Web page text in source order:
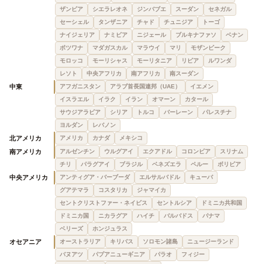
ザンビア
シエラレオネ ジンバブエ スーダン
セネガル
セーシェル
タンザニア チャド チュニジア
トーゴ
ナイジェリア
ナミビア ニジェール ブルキナファソ
ベナン
ボツワナ
マダガスカル マラウイ マリ
モザンビーク
モロッコ
モーリシャス モーリタニア リビア
ルワンダ
レソト
中央アフリカ 南アフリカ 南スーダン
中東 アフガニスタン アラブ首長国連邦（UAE）
イエメン
イスラエル
イラク イラン オマーン
カタール
サウジアラビア
シリア トルコ バーレーン
パレスチナ
ヨルダン
レバノン
北アメリカ アメリカ カナダ メキシコ
南アメリカ アルゼンチン ウルグアイ エクアドル コロンビア
スリナム
チリ
パラグアイ ブラジル ベネズエラ ペルー ボリビア
中央アメリカ アンティグア・バーブーダ エルサルバドル
キューバ
グアテマラ
コスタリカ
ジャマイカ
セントクリストファー・ネイビス
セントルシア
ドミニカ共和国
ドミニカ国
ニカラグア ハイチ バルバドス
パナマ
ベリーズ
ホンジュラス
オセアニア オーストラリア キリバス ソロモン諸島
ニュージーランド
バヌアツ
パプアニューギニア パラオ
フィジー